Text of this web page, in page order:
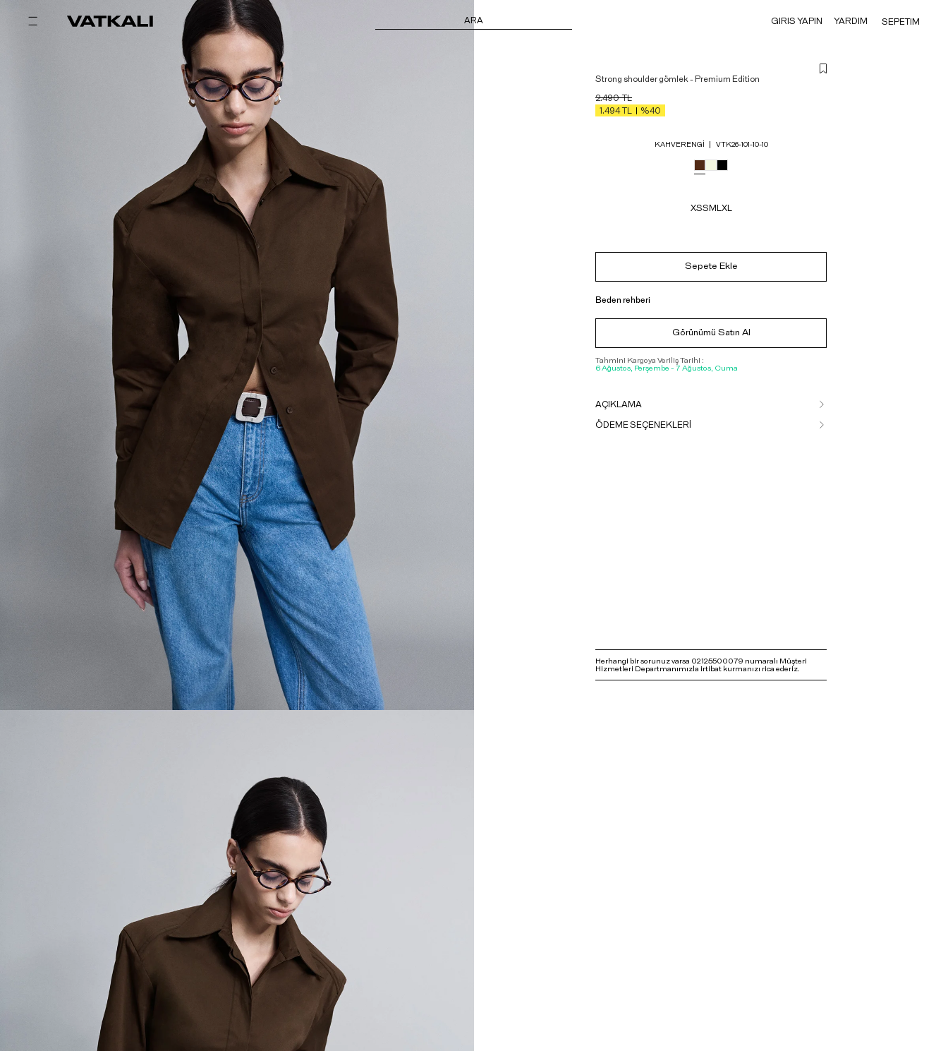
ARA GIRIS YAPIN YARDIM SEPETIM
Strong shoulder gömlek - Premium Edition
2.490TL
1.494 TL %40
KAHVERENGI VTK26-101-10-10
XSS M XL
Sepete Ekle
Beden rehberi
Görünümü Satın Al
Tahmini Kargoya Veriliş Tarihi :
6 Ağustos, Perşembe - 7 Ağustos, Cuma
AÇIKLAMA
ÖDEME SEÇENEKLERİ
Herhangi bir sorunuz varsa 02125500079 numaralı Müşteri
Hizmetleri Departmanımızla irtibat kurmanızı rica ederiz.